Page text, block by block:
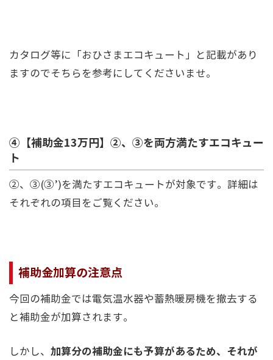
カタログ等に「おひさまエコキュート」と記載があり
ますのでそちらを参考にしてくださいませ。
④【補助金13万円】②、③を両方満たすエコキュー
ト
②、③(③’)を満たすエコキュートが対象です。詳細は
それぞれの項目をご覧ください。
補助金加算の注意点
今回の補助金では電気温水器や蓄熱暖房機を撤去する
と補助金が加算されます。
しかし、 加算分の補助金にも予算があるため、それが